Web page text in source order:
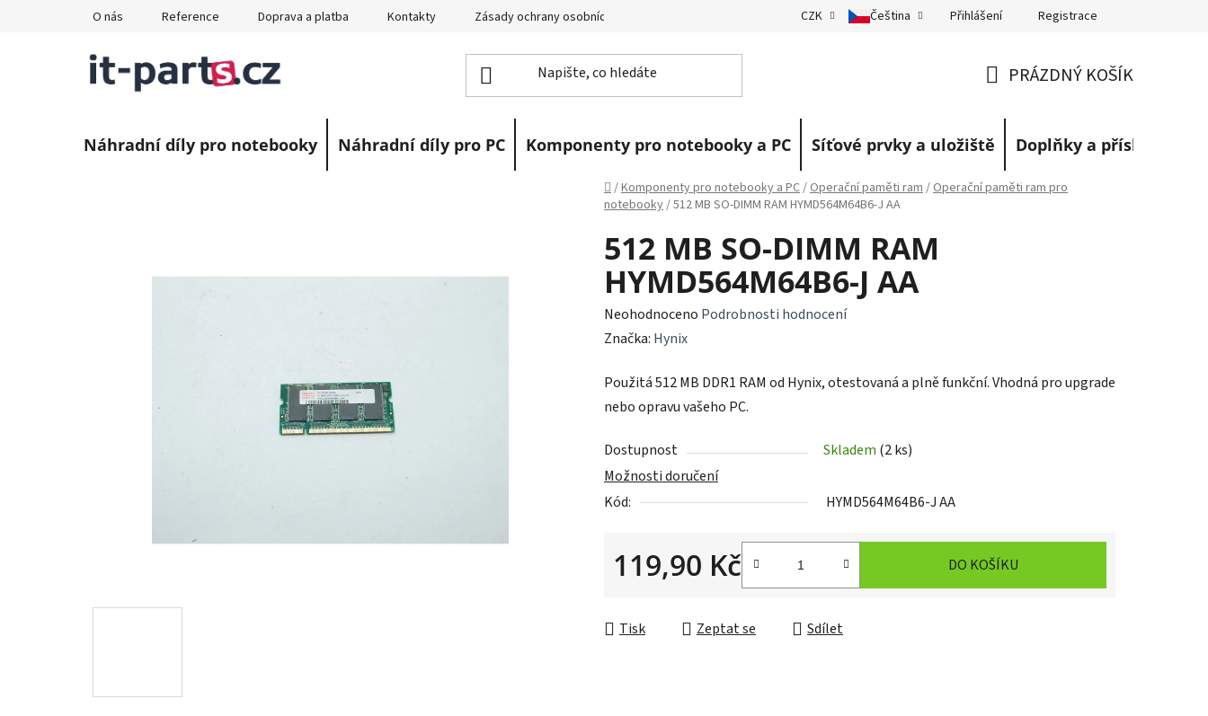
O nás Reference Doprava a platba Kontakty Zásady ochrany osobních údajů Reklamace Obchodní podmínky Blog
CZK Čeština Přihlášení Registrace
KOŠÍK
PRÁZDNÝ KOŠÍK
Náhradní díly pro notebooky Náhradní díly pro PC Komponenty pro notebooky a PC Síťové prvky a uložiště Doplňky a příslušenství
Domů
/Komponenty pro notebooky a PC/Operační paměti ram/Operační paměti ram pro
notebooky/512 MB SO-DIMM RAM HYMD564M64B6-J AA
512 MB SO-DIMM RAM
HYMD564M64B6-J AA
Průměrné
hodnocení
je
0,0
5
hvězdiček.
Neohodnoceno Podrobnosti hodnocení
Značka: Hynix
Použitá 512 MB DDR1 RAM od Hynix, otestovaná a plně funkční. Vhodná pro upgrade
nebo opravu vašeho PC.
Dostupnost Skladem (2 ks)
Možnosti doručení
Kód:
HYMD564M64B6-J AA
119,90 Kč DO KOŠÍKU
Tisk Zeptat se Sdílet